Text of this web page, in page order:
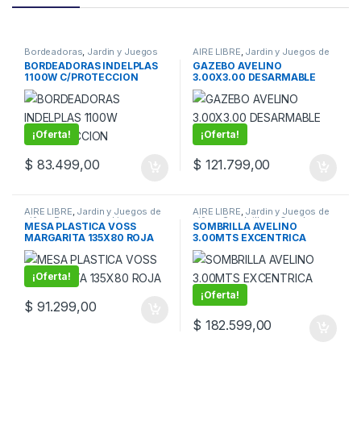
Bordeadoras Jardin y Juegos
de niños
BORDEADORAS INDELPLAS
1100W C/PROTECCION
¡Oferta!
$ 83.499,00
AIRE LIBRE Jardin y Juegos de
niños,Sombrillas y Gazebos
GAZEBO AVELINO
3.00X3.00 DESARMABLE
AZUL
¡Oferta!
$ 121.799,00
AIRE LIBRE, Jardin y Juegos de
niños, Reposeras y Linea
plastica
MESA PLASTICA VOSS
MARGARITA 135X80 ROJA
¡Oferta!
$ 91.299,00
AIRE LIBRE, Jardin y Juegos de
niños,Sombrillas y Gazebos
SOMBRILLA AVELINO
3.00MTS EXCENTRICA
BEIGE
¡Oferta!
$ 182.599,00